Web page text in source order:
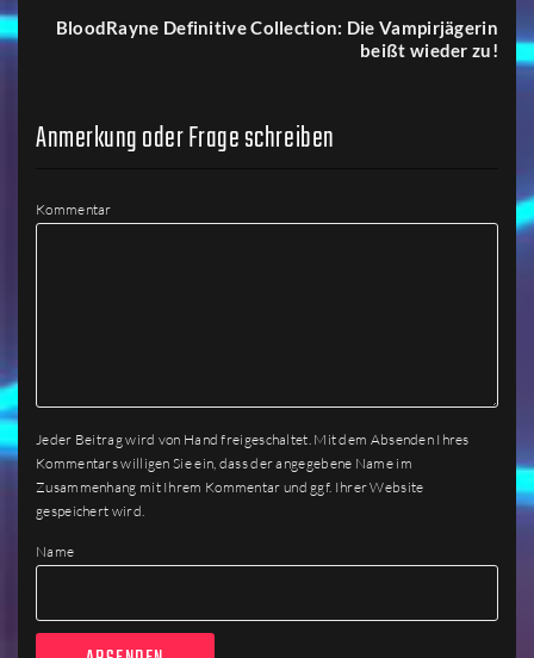
BloodRayne Definitive Collection: Die Vampirjägerin
beißt wieder zu!
Anmerkung oder Frage schreiben
Kommentar
Jeder Beitrag wird von Hand freigeschaltet. Mit dem Absenden Ihres
Kommentars willigen Sie ein, dass der angegebene Name im
Zusammenhang mit Ihrem Kommentar und ggf. Ihrer Website
gespeichert wird.
Name